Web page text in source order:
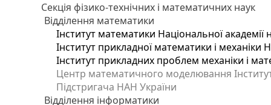
Секція фізико-технічних і математичних наук
Відділення математики
Інститут математики Національної академії
Інститут прикладної математики і механіки
Інститут прикладних проблем механіки і
Центр математичного моделювання
Підстригача НАН України
Відділення інформатики